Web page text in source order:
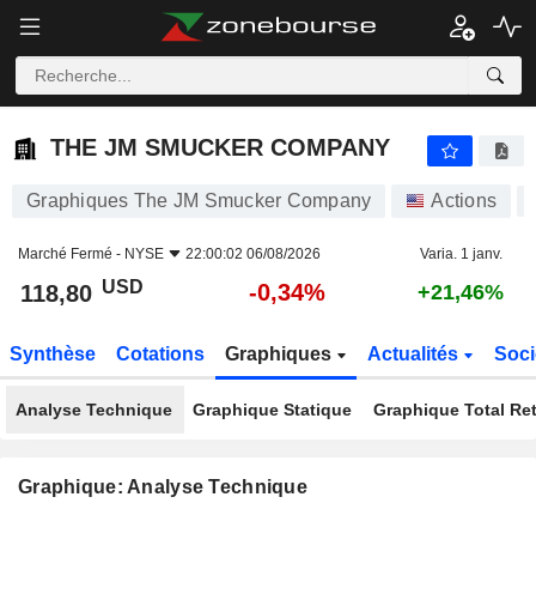
THE JM SMUCKER COMPANY
THE JM SMUCKER COMPANY
Graphiques The JM Smucker Company Actions
Marché Fermé - NYSE 22:00:02 06/08/2026 Varia. 1 janv.
118,80 USD -0,34% +21,46%
Synthèse Cotations Graphiques Actualités
Analyse Technique Graphique Statique Graphique Total
Graphique: Analyse Technique